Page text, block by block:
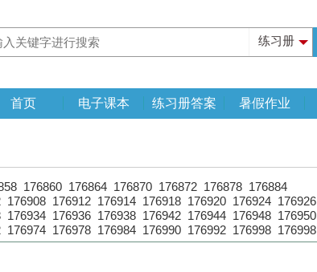
练习册
首页 电子课本 练习册答案 暑假作业
176860 176864 176870 176872 176878 176884
176908 176912 176914 176918 176920 176924 176926
176934 176936 176938 176942 176944 176948 176950
176974 176978 176984 176990 176992 176998 176998